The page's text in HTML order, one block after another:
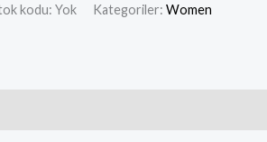
kodu: Yok Kategoriler: Women